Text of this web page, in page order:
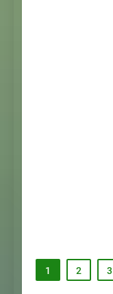
1 2 3